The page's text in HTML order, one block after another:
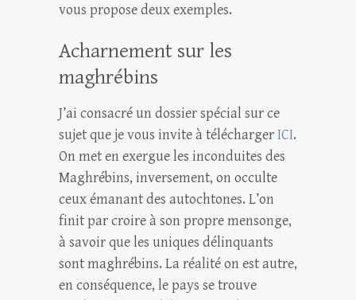
vous propose deux exemples.
Acharnement sur les
maghrébins
J’ai consacré un dossier spécial sur ce
sujet que je vous invite à téléchargerICI.
On met en exergue les inconduites des
Maghrébins, inversement, on occulte
ceux émanant des autochtones. L’on
finit par croire à son propre mensonge,
à savoir que les uniques délinquants
sont maghrébins. La réalité on est autre,
en conséquence, le pays se trouve